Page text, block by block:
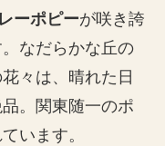
ーポピーが咲き誇
なだらかな丘の
々は、晴れた日
。関東随一のポ
います。